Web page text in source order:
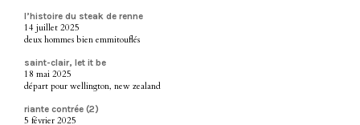
l’histoire du steak de renne
14 juillet 2025
deux hommes bien emmitouflés
saint-clair, let it be
18 mai 2025
départ pour wellington, new zealand
riante contrée (2)
5 février 2025